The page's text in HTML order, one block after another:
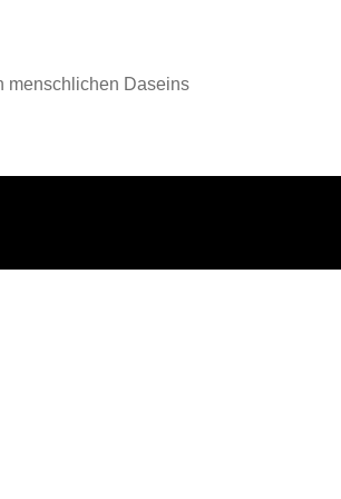
menschlichen Daseins